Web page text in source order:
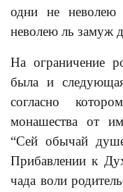
одни не
неволею ль замуж
На ограничение
была и
согласно
монашества от
“Сей обычай
Прибавлении к
чада воли